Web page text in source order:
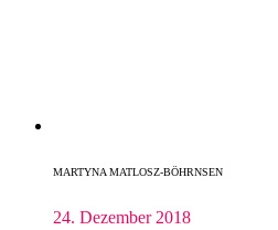
MARTYNA MATLOSZ-BÖHRNSEN
24. Dezember 2018